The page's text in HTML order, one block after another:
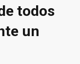
todos
un